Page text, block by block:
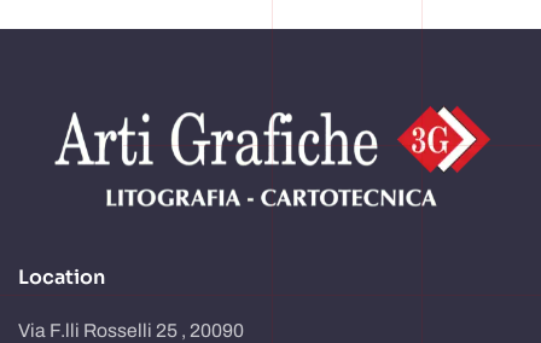
Location
Via F.lli Rosselli 25 , 20090